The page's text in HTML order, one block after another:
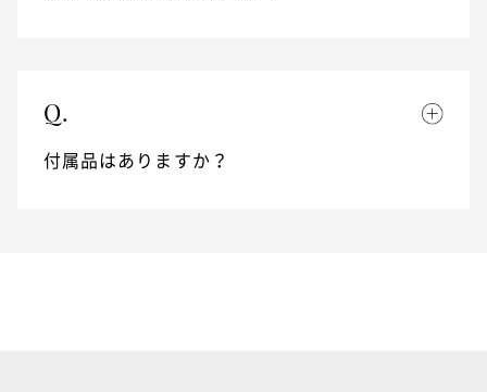
Q.
付属品はありますか？